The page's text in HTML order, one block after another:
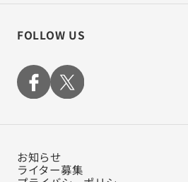
FOLLOW US
お知らせ
ライター募集